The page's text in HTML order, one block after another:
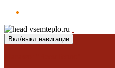
Вкл/выкл навигации